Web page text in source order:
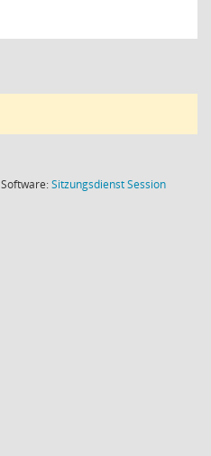
Software:SitzungsdienstSession(Wird in